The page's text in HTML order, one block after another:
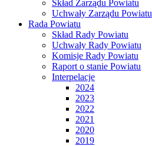
Skład Zarządu Powiatu
Uchwały Zarządu Powiatu
Rada Powiatu
Skład Rady Powiatu
Uchwały Rady Powiatu
Komisje Rady Powiatu
Raport o stanie Powiatu
Interpelacje
2024
2023
2022
2021
2020
2019